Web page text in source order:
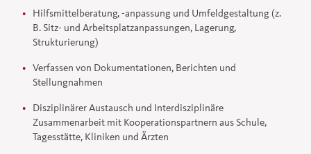
Hilfsmittelberatung, -anpassung und Umfeldgestaltung (z.
B. Sitz- und Arbeitsplatzanpassungen, Lagerung,
Strukturierung)
Verfassen von Dokumentationen, Berichten und
Stellungnahmen
Disziplinärer Austausch und Interdisziplinäre
Zusammenarbeit mit Kooperationspartnern aus Schule,
Tagesstätte, Kliniken und Ärzten